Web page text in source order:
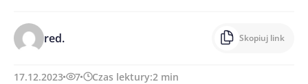
red. Skopiuj link
17.12.2023 7 Czas lektury:2 min